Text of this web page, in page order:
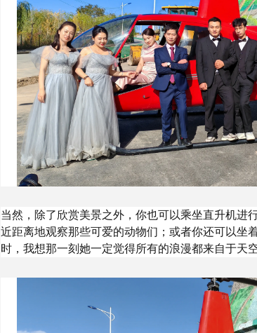
当然，除了欣赏美景之外，你也可以乘坐直升机进
近距离地观察那些可爱的动物们；或者你还可以坐
时，我想那一刻她一定觉得所有的浪漫都来自于天空